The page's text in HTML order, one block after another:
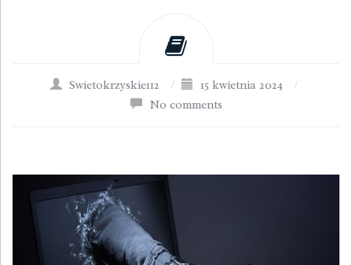
Swietokrzyskie112 / 15 kwietnia 2024
/
No comments